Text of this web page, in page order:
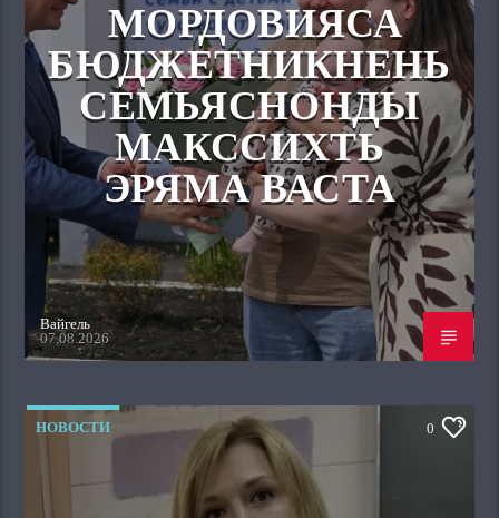
МОРДОВИЯСА
БЮДЖЕТНИКНЕНЬ
СЕМЬЯСНОНДЫ
МАКССИХТЬ
ЭРЯМА ВАСТА
Вайгель
07.08.2026
НОВОСТИ 0